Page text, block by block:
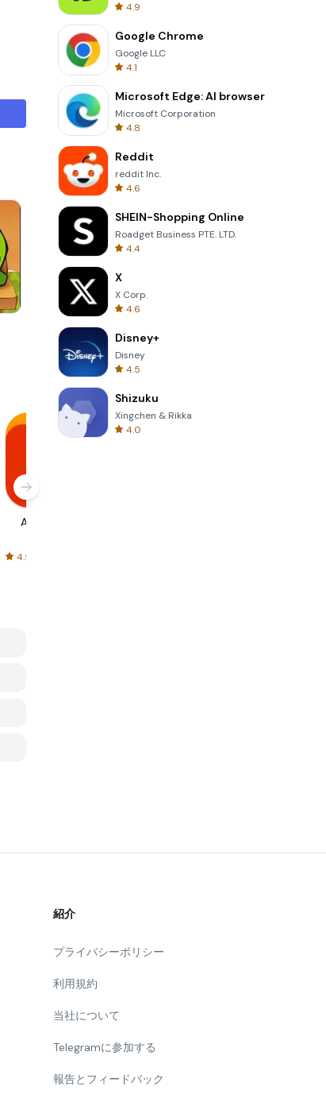
AliExpress
4.5
4.9
Google Chrome
Google LLC
4.1
Microsoft Edge: AI browser
Microsoft Corporation
4.8
Reddit
reddit Inc.
4.6
SHEIN-Shopping Online
Roadget Business PTE. LTD.
4.4
X
X Corp.
4.6
Disney+
Disney
4.5
Shizuku
Xingchen & Rikka
4.0
紹介
プライバシーポリシー
利用規約
当社について
Telegramに参加する
報告とフィードバック